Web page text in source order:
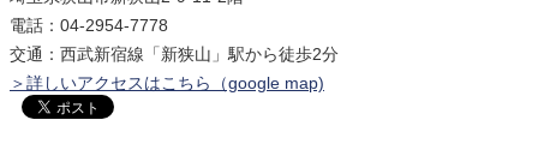
電話：04-2954-7778
交通：西武新宿線「新狭山」駅から徒歩2分
＞詳しいアクセスはこちら（google map)